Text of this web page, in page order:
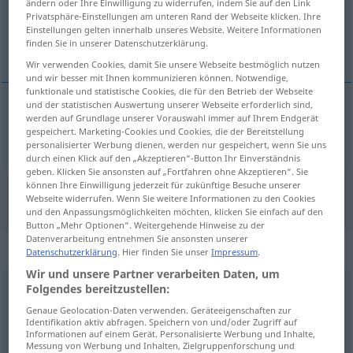
Übersicht aller Übersetzungen
(Für mehr Details die Übersetzung anklicken/antippen)
maß → siehe „messen“
"Maß" Französisch Übersetzung
„Maß“: Neutrum
Maßn <Maßes;Maße>
Übersicht aller Übersetzungen
(Für mehr Details die Übersetzung anklicken/antippen)
ändern oder Ihre Einwilligung zu widerrufen, indem Sie auf den Link
Privatsphäre-Einstellungen am unteren Rand der Webseite klicken. Ihre
Einstellungen gelten innerhalb unseres Website. Weitere Informationen
finden Sie in unserer Datenschutzerklärung.
Wir verwenden Cookies, damit Sie unsere Webseite bestmöglich nutzen
und wir besser mit Ihnen kommunizieren können. Notwendige,
funktionale und statistische Cookies, die für den Betrieb der Webseite
und der statistischen Auswertung unserer Webseite erforderlich sind,
werden auf Grundlage unserer Vorauswahl immer auf Ihrem Endgerät
gespeichert. Marketing-Cookies und Cookies, die der Bereitstellung
personalisierter Werbung dienen, werden nur gespeichert, wenn Sie uns
durch einen Klick auf den „Akzeptieren“-Button Ihr Einverständnis
geben. Klicken Sie ansonsten auf „Fortfahren ohne Akzeptieren“. Sie
können Ihre Einwilligung jederzeit für zukünftige Besuche unserer
Webseite widerrufen. Wenn Sie weitere Informationen zu den Cookies
und den Anpassungsmöglichkeiten möchten, klicken Sie einfach auf den
Button „Mehr Optionen“. Weitergehende Hinweise zu der
Datenverarbeitung entnehmen Sie ansonsten unserer
Datenschutzerklärung. Hier finden Sie unserImpressum.
Wir und unsere Partner verarbeiten Daten, um
Folgendes bereitzustellen:
Genaue Geolocation-Daten verwenden. Geräteeigenschaften zur
Identifikation aktiv abfragen. Speichern von und/oder Zugriff auf
Informationen auf einem Gerät. Personalisierte Werbung und Inhalte,
Messung von Werbung und Inhalten, Zielgruppenforschung und